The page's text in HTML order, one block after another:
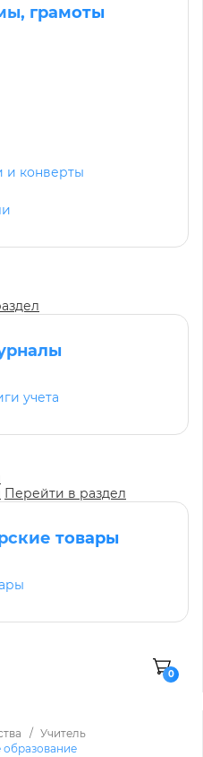
грамоты
и конверты
учета
Перейти в раздел
товары
0
Учитель
образование